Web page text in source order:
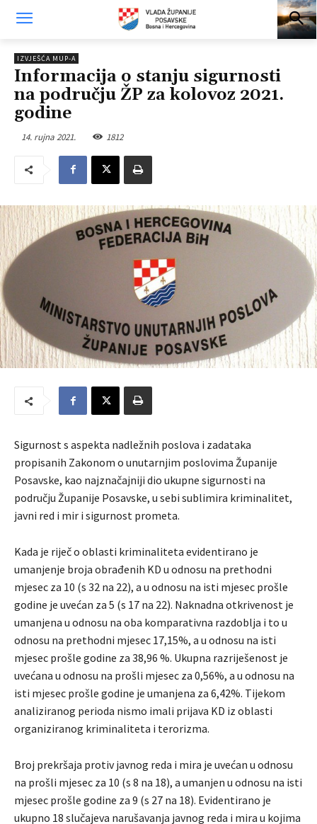
IZVJEŠĆA MUP-A
Informacija o stanju sigurnosti
na području ŽP za kolovoz 2021.
godine
14. rujna 2021. 1812
Sigurnost s aspekta nadležnih poslova i zadataka
propisanih Zakonom o unutarnjim poslovima Županije
Posavske, kao najznačajniji dio ukupne sigurnosti na
području Županije Posavske, u sebi sublimira kriminalitet,
javni red i mir i sigurnost prometa.
Kada je riječ o oblasti kriminaliteta evidentirano je
umanjenje broja obrađenih KD u odnosu na prethodni
mjesec za 10 (s 32 na 22), a u odnosu na isti mjesec prošle
godine je uvećan za 5 (s 17 na 22). Naknadna otkrivenost je
umanjena u odnosu na oba komparativna razdoblja i to u
odnosu na prethodni mjesec 17,15%, a u odnosu na isti
mjesec prošle godine za 38,96 %. Ukupna razriješenost je
uvećana u odnosu na prošli mjesec za 0,56%, a u odnosu na
isti mjesec prošle godine je umanjena za 6,42%. Tijekom
analiziranog perioda nismo imali prijava KD iz oblasti
organiziranog kriminaliteta i terorizma.
Broj prekršaja protiv javnog reda i mira je uvećan u odnosu
na prošli mjesec za 10 (s 8 na 18), a umanjen u odnosu na isti
mjesec prošle godine za 9 (s 27 na 18). Evidentirano je
ukupno 18 slučajeva narušavanja javnog reda i mira u kojima